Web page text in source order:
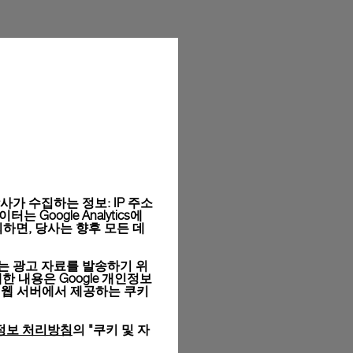
선택하실 수 있습니다.
가 수집하는 정보: IP 주소
터는 Google Analytics에
면, 당사는 향후 모든 데
광고 자료를 발송하기 위
내용은 Google 개인정보
서버에서 제공하는 쿠키
보 처리방침의 "쿠키 및 자